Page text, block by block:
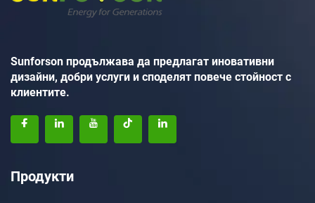
Sunforson продължава да предлагат иновативни
дизайни, добри услуги и споделят повече стойност с
клиентите.
Продукти